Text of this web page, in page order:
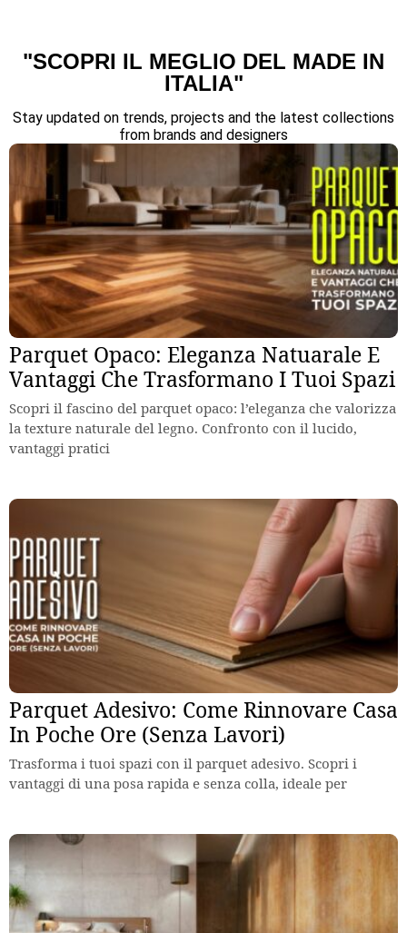
"SCOPRI IL MEGLIO DEL MADE IN
ITALIA"
Stay updated on trends, projects and the latest collections
from brands and designers
Parquet Opaco: Eleganza Natuarale E
Vantaggi Che Trasformano I Tuoi Spazi
Scopri il fascino del parquet opaco: l’eleganza che valorizza
la texture naturale del legno. Confronto con il lucido,
vantaggi pratici
Parquet Adesivo: Come Rinnovare Casa
In Poche Ore (Senza Lavori)
Trasforma i tuoi spazi con il parquet adesivo. Scopri i
vantaggi di una posa rapida e senza colla, ideale per